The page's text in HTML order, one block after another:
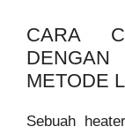
CARA
METODE
Sebuah